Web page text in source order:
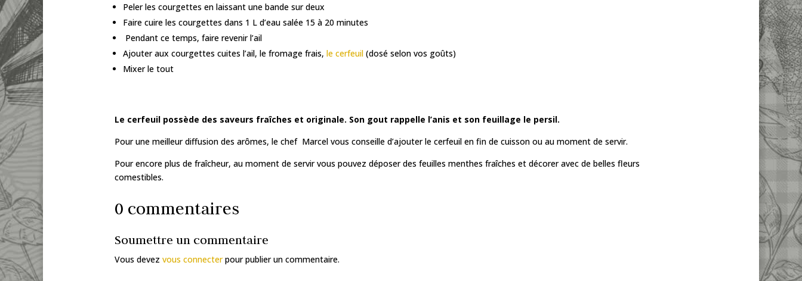
Peler les courgettes en laissant une bande sur deux
Faire cuire les courgettes dans 1 L d’eau salée 15 à 20 minutes
Pendant ce temps, faire revenir l’ail
Ajouter aux courgettes cuites l’ail, le fromage frais, le cerfeuil (dosé selon vos goûts)
Mixer le tout
Le cerfeuil possède des saveurs fraîches et originale. Son gout rappelle l’anis et son feuillage le persil.
Pour une meilleur diffusion des arômes, le chef Marcel vous conseille d’ajouter le cerfeuil en fin de cuisson ou au moment de servir.
Pour encore plus de fraîcheur, au moment de servir vous pouvez déposer des feuilles menthes fraîches et décorer avec de belles fleurs
comestibles.
0 commentaires
Soumettre un commentaire
Vous devez vous connecterpour publier un commentaire.